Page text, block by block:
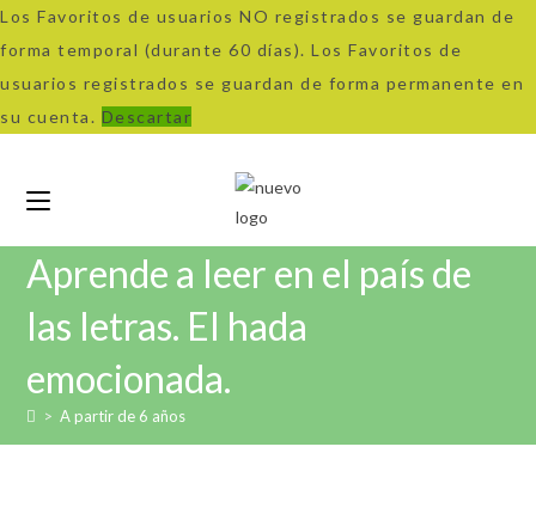
Los Favoritos de usuarios NO registrados se guardan de
forma temporal (durante 60 días). Los Favoritos de
usuarios registrados se guardan de forma permanente en
su cuenta. Descartar
Aprende a leer en el país de
las letras. El hada
emocionada.
> A partir de 6 años